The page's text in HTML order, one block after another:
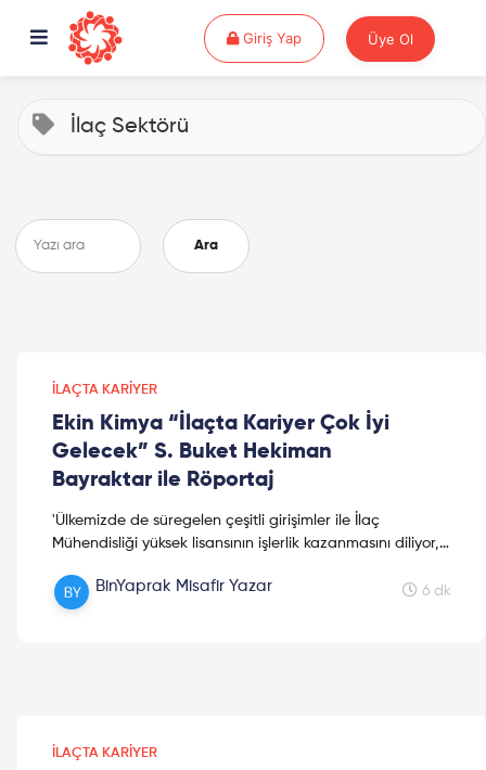
Giriş YapGiriş Yap Üye Ol
İlaç Sektörü
Ara
İLAÇTA KARIYER
Ekin Kimya “İlaçta Kariyer Çok İyi
Gelecek” S. Buket Hekiman
Bayraktar ile Röportaj
'Ülkemizde de süregelen çeşitli girişimler ile İlaç
Mühendisliği yüksek lisansının işlerlik kazanmasını diliyor,
dalı olacağına inanıyorum.' İlaç Sektörü'nde Kariyer'e
dair Buket Hanım ile yaptığımız röportaj dileriz sizlerin de
BinYaprak Misafir Yazar 6 dk
İLAÇTA KARIYER